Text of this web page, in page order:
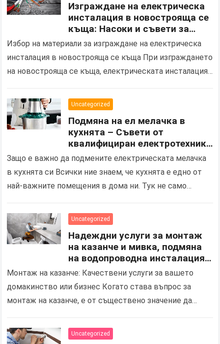
Изграждане на електрическа
инсталация в новострояща се
къща: Насоки и съвети за
избор на правилните
материали и процес на
инсталация
Избор на материали за изграждане на електрическа
инсталация в новострояща се къща При изграждането
на новострояща се къща, електрическата инсталация
основно електрозахранване,…
Uncategorized
Подмяна на ел мелачка в
кухнята – Съвети от
квалифициран електротехник
за безопасен електро монтаж
Защо е важно да подмените електрическата мелачка
в кухнята си Всички ние знаем, че кухнята е едно от
най-важните помещения в дома ни. Тук не само
Uncategorized
Надеждни услуги за монтаж
на казанче и мивка, подмяна
на водопроводна инсталация
за дома и бизнеса в Шумен
Монтаж на казанче: Качествени услуги за вашето
домакинство или бизнес Когато става въпрос за
монтаж на казанче, е от съществено значение да
която…
Uncategorized